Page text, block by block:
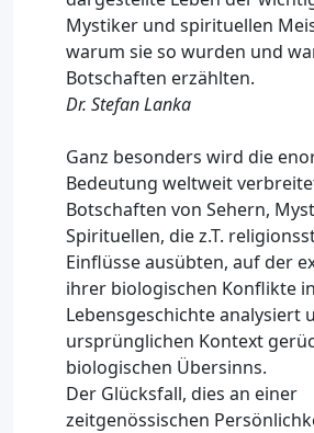
Mystiker und spirituellen
warum sie so wurden und
Botschaften erzählten.
Dr. Stefan Lanka
Ganz besonders wird die
Bedeutung weltweit
Botschaften von Sehern,
Spirituellen, die z.T.
Einflüsse ausübten, auf der
ihrer biologischen Konflikte
Lebensgeschichte analysiert
ursprünglichen Kontext
biologischen Übersinns.
Der Glücksfall, dies an einer
zeitgenössischen